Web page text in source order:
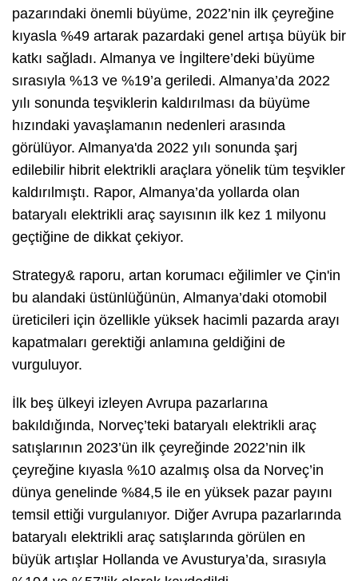
pazarındaki önemli büyüme, 2022’nin ilk çeyreğine
kıyasla %49 artarak pazardaki genel artışa büyük bir
katkı sağladı. Almanya ve İngiltere’deki büyüme
sırasıyla %13 ve %19’a geriledi. Almanya’da 2022
yılı sonunda teşviklerin kaldırılması da büyüme
hızındaki yavaşlamanın nedenleri arasında
görülüyor. Almanya'da 2022 yılı sonunda şarj
edilebilir hibrit elektrikli araçlara yönelik tüm teşvikler
kaldırılmıştı. Rapor, Almanya’da yollarda olan
bataryalı elektrikli araç sayısının ilk kez 1 milyonu
geçtiğine de dikkat çekiyor.
Strategy& raporu, artan korumacı eğilimler ve Çin'in
bu alandaki üstünlüğünün, Almanya’daki otomobil
üreticileri için özellikle yüksek hacimli pazarda arayı
kapatmaları gerektiği anlamına geldiğini de
vurguluyor.
İlk beş ülkeyi izleyen Avrupa pazarlarına
bakıldığında, Norveç’teki bataryalı elektrikli araç
satışlarının 2023’ün ilk çeyreğinde 2022’nin ilk
çeyreğine kıyasla %10 azalmış olsa da Norveç’in
dünya genelinde %84,5 ile en yüksek pazar payını
temsil ettiği vurgulanıyor. Diğer Avrupa pazarlarında
bataryalı elektrikli araç satışlarında görülen en
büyük artışlar Hollanda ve Avusturya’da, sırasıyla